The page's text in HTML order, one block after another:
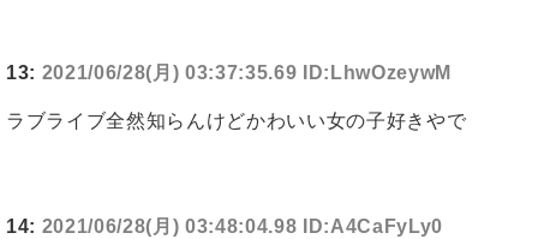
13: 2021/06/28(月) 03:37:35.69 ID:LhwOzeywM
ラブライブ全然知らんけどかわいい女の子好きやで
14: 2021/06/28(月) 03:48:04.98 ID:A4CaFyLy0